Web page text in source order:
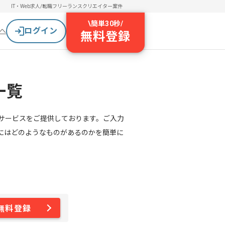
IT・Web求人/転職フリーランスクリエイター案件
ログイン
\簡単30秒/
無料登録
覧
ービスをご提供しております。ご入力
どのようなものがあるのかを簡単に
料登録